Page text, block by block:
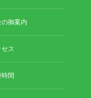
の御案内
セス
間